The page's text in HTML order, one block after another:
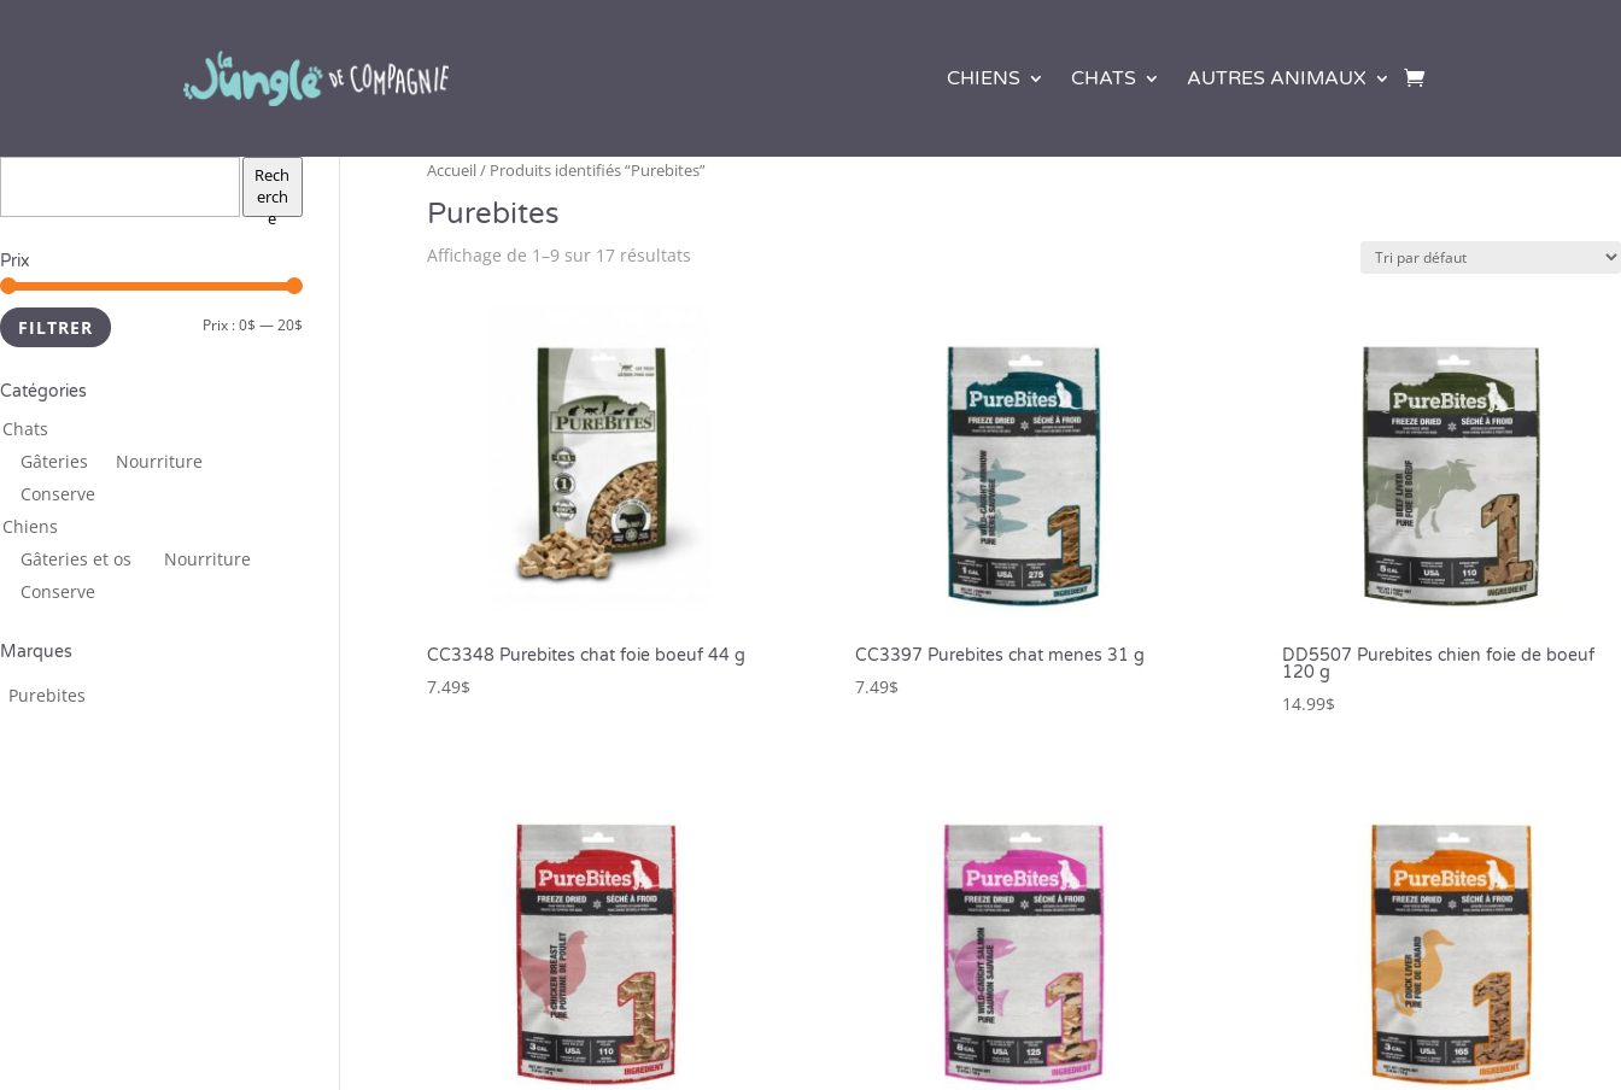
CHIENS CHATS AUTRES ANIMAUX
Accueil/ Produits identifiés “Purebites”
Purebites
Affichage de 1–9 sur 17 résultats
CC3348 Purebites chat foie boeuf 44 g
7.49$
CC3397 Purebites chat menes 31 g
7.49$
DD5507 Purebites chien foie de boeuf
120 g
14.99$
Rech
erch
e
Prix
FILTRER Prix :0$ —20$
Catégories
Chats
Gâteries
Nourriture
Conserve
Chiens
Gâteries et os ­
Nourriture
Conserve
Marques
Purebites